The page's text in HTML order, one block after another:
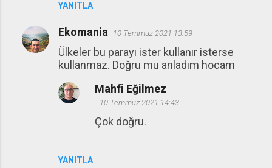
YANITLA
Ekomania 10 Temmuz 2021 13:59
Ülkeler bu parayı ister kullanır isterse
kullanmaz. Doğru mu anladım hocam
YANITLA
Mahfi Eğilmez
10 Temmuz 2021 14:43
Çok doğru.